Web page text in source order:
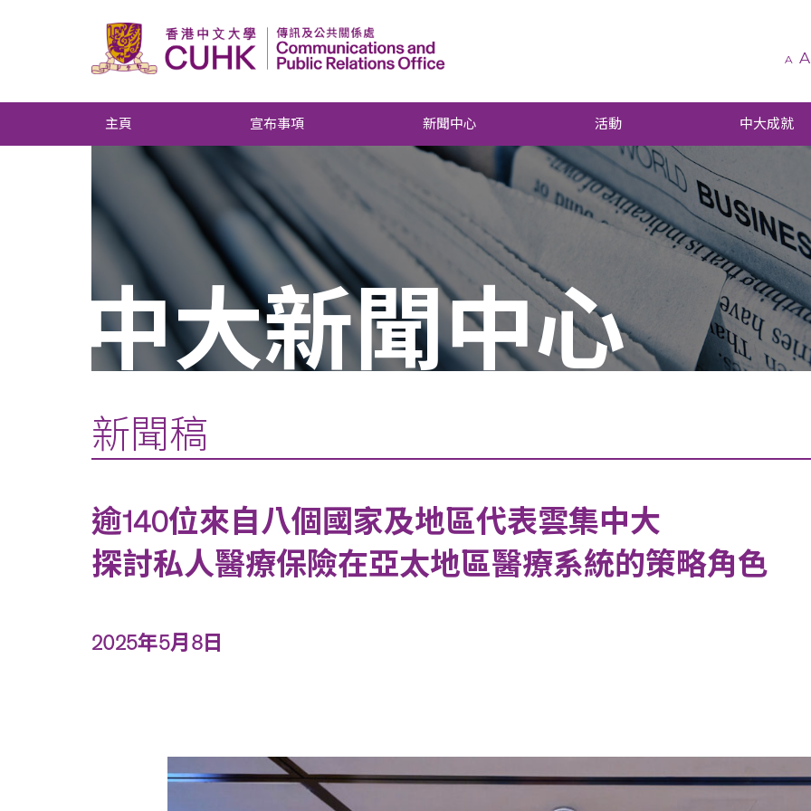
A A
主頁 宣布事項 新聞中心 活動 中大成就
中大新聞中心
新聞稿
逾140位來自八個國家及地區代表雲集中大
探討私人醫療保險在亞太地區醫療系統的策略角色
2025年5月8日